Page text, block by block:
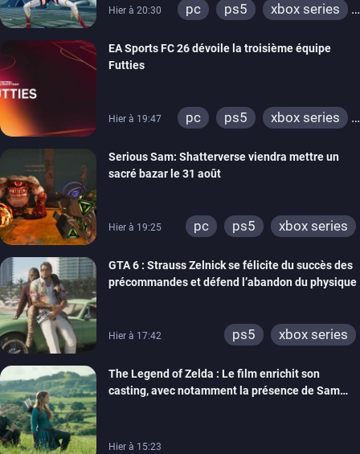
Hier à 20:30 pc ps5
xbox series
EA Sports FC 26 dévoile la troisième équipe
Futties
Hier à 19:47 pc ps5
xbox series
xbox one
switch 2
Serious Sam: Shatterverse viendra mettre un
sacré bazar le 31 août
Hier à 19:25 pc ps5 xbox series
GTA 6 : Strauss Zelnick se félicite du succès des
précommandes et défend l’abandon du physique
Hier à 17:42 ps5 xbox series
The Legend of Zelda : Le film enrichit son
casting, avec notamment la présence de Sam
Hier à 15:23